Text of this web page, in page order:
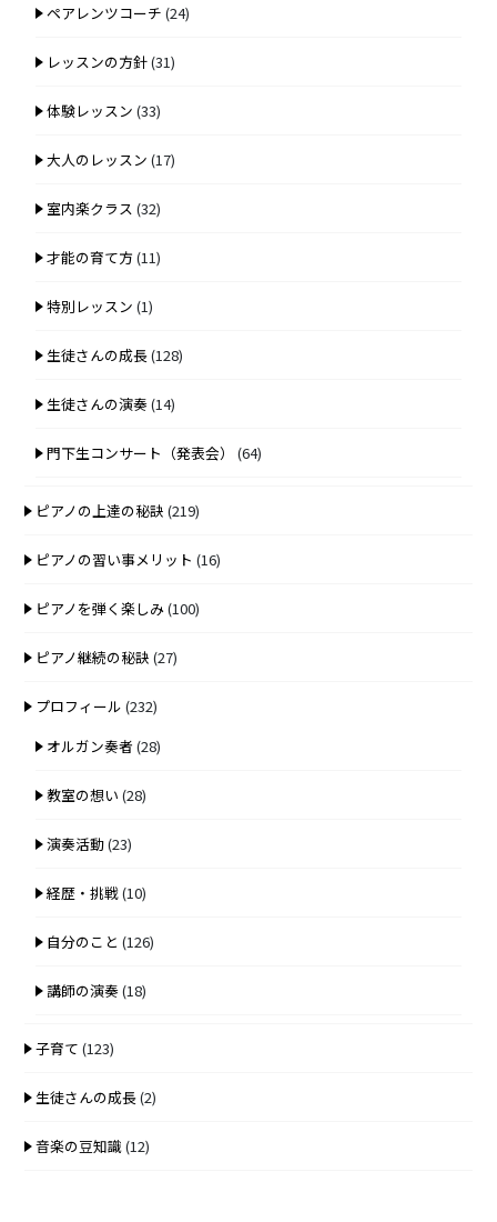
ペアレンツコーチ (24)
レッスンの方針(31)
体験レッスン (33)
大人のレッスン (17)
室内楽クラス (32)
才能の育て方 (11)
特別レッスン (1)
生徒さんの成長(128)
生徒さんの演奏(14)
門下生コンサート（発表会） (64)
ピアノの上達の秘訣 (219)
ピアノの習い事メリット (16)
ピアノを弾く楽しみ(100)
ピアノ継続の秘訣 (27)
プロフィール (232)
オルガン奏者 (28)
教室の想い (28)
演奏活動(23)
経歴・挑戦(10)
自分のこと (126)
講師の演奏(18)
子育て (123)
生徒さんの成長(2)
音楽の豆知識(12)